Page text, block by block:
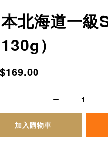
北海道一級
130g）
加入購物車